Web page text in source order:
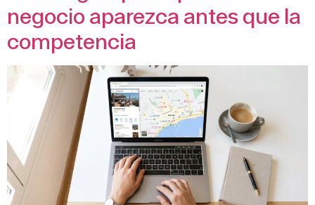
negocio aparezca antes que la
competencia